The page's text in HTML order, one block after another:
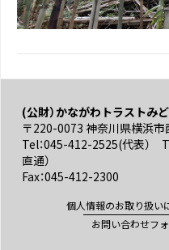
(公財）かながわトラストみ
〒220-0073 神奈川県横浜
Tel：045-412-2525(代表）
直通）
Fax：045-412-2300
個人情報のお取り扱い
お問い合わせフ